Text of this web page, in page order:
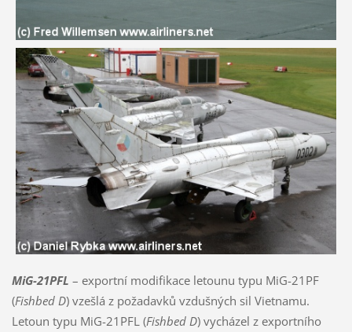
MiG-21PFL – exportní modifikace letounu typu MiG-21PF
(Fishbed D) vzešlá z požadavků vzdušných sil Vietnamu.
Letoun typu MiG-21PFL (Fishbed D) vycházel z exportního